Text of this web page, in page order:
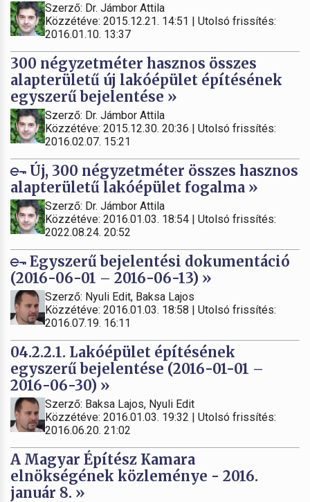
Szerző: Dr. Jámbor Attila
Közzétéve: 2015.12.21. 14:51 | Utolsó frissítés:
2016.01.10. 13:37
300 négyzetméter hasznos összes
alapterületű új lakóépület építésének
egyszerű bejelentése »
Szerző: Dr. Jámbor Attila
Közzétéve: 2015.12.30. 20:36 | Utolsó frissítés:
2016.02.07. 15:21
Új, 300 négyzetméter összes hasznos
alapterületű lakóépület fogalma »
Szerző: Dr. Jámbor Attila
Közzétéve: 2016.01.03. 18:54 | Utolsó frissítés:
2022.08.24. 20:52
Egyszerű bejelentési dokumentáció
(2016-06-01 – 2016-06-13) »
Szerző: Nyuli Edit, Baksa Lajos
Közzétéve: 2016.01.03. 18:58 | Utolsó frissítés:
2016.07.19. 16:11
04.2.2.1. Lakóépület építésének
egyszerű bejelentése (2016-01-01 –
2016-06-30) »
Szerző: Baksa Lajos, Nyuli Edit
Közzétéve: 2016.01.03. 19:32 | Utolsó frissítés:
2016.06.20. 21:02
A Magyar Építész Kamara
elnökségének közleménye - 2016.
január 8. »